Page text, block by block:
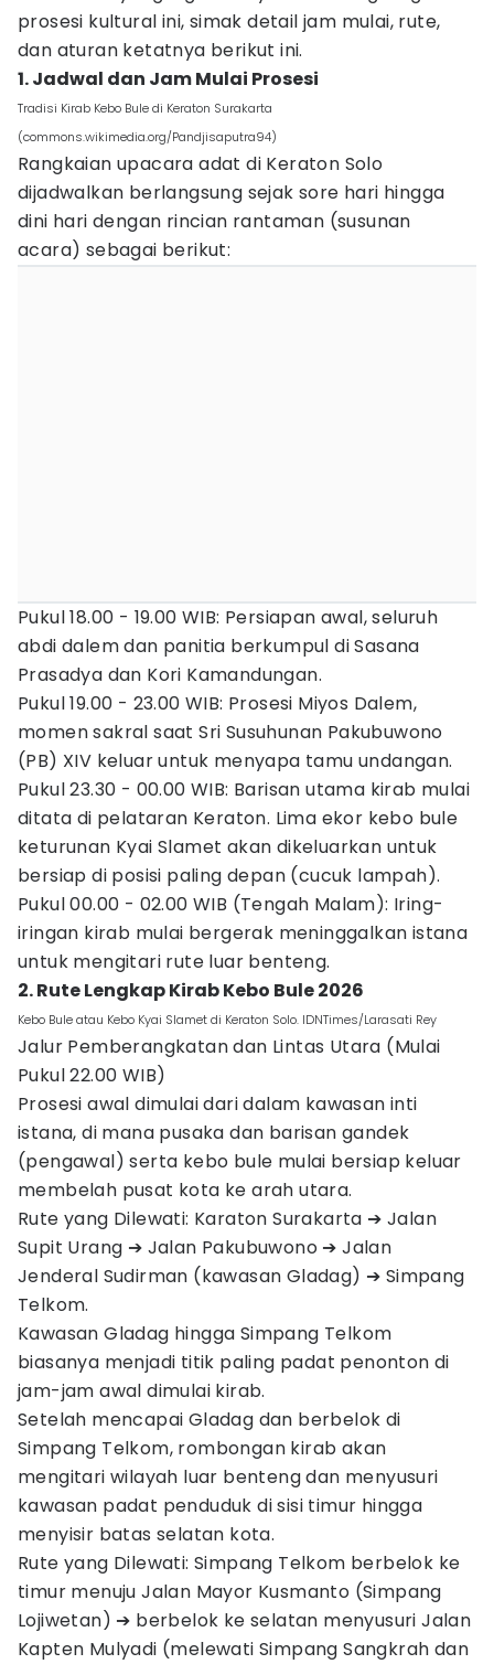
prosesi kultural ini, simak detail jam mulai, rute,
dan aturan ketatnya berikut ini.
1. Jadwal dan Jam Mulai Prosesi
Tradisi Kirab Kebo Bule di Keraton Surakarta
(commons.wikimedia.org/Pandjisaputra94)
Rangkaian upacara adat di Keraton Solo
dijadwalkan berlangsung sejak sore hari hingga
dini hari dengan rincian rantaman (susunan
acara) sebagai berikut:
Pukul 18.00 - 19.00 WIB: Persiapan awal, seluruh
abdi dalem dan panitia berkumpul di Sasana
Prasadya dan Kori Kamandungan.
Pukul 19.00 - 23.00 WIB: Prosesi Miyos Dalem,
momen sakral saat Sri Susuhunan Pakubuwono
(PB) XIV keluar untuk menyapa tamu undangan.
Pukul 23.30 - 00.00 WIB: Barisan utama kirab mulai
ditata di pelataran Keraton. Lima ekor kebo bule
keturunan Kyai Slamet akan dikeluarkan untuk
bersiap di posisi paling depan (cucuk lampah).
Pukul 00.00 - 02.00 WIB (Tengah Malam): Iring-
iringan kirab mulai bergerak meninggalkan istana
untuk mengitari rute luar benteng.
2. Rute Lengkap Kirab Kebo Bule 2026
Kebo Bule atau Kebo Kyai Slamet di Keraton Solo. IDNTimes/Larasati Rey
Jalur Pemberangkatan dan Lintas Utara (Mulai
Pukul 22.00 WIB)
Prosesi awal dimulai dari dalam kawasan inti
istana, di mana pusaka dan barisan gandek
(pengawal) serta kebo bule mulai bersiap keluar
membelah pusat kota ke arah utara.
Rute yang Dilewati: Karaton Surakarta ➔ Jalan
Supit Urang ➔ Jalan Pakubuwono ➔ Jalan
Jenderal Sudirman (kawasan Gladag) ➔ Simpang
Telkom.
Kawasan Gladag hingga Simpang Telkom
biasanya menjadi titik paling padat penonton di
jam-jam awal dimulai kirab.
Setelah mencapai Gladag dan berbelok di
Simpang Telkom, rombongan kirab akan
mengitari wilayah luar benteng dan menyusuri
kawasan padat penduduk di sisi timur hingga
menyisir batas selatan kota.
Rute yang Dilewati: Simpang Telkom berbelok ke
timur menuju Jalan Mayor Kusmanto (Simpang
Lojiwetan) ➔ berbelok ke selatan menyusuri Jalan
Kapten Mulyadi (melewati Simpang Sangkrah dan